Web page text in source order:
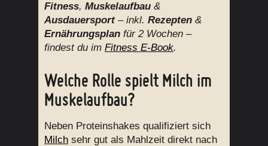
Fitness, Muskelaufbau &
Ausdauersport– inkl. Rezepten &
Ernährungsplan für 2 Wochen –
findest du im Fitness E-Book.
Welche Rolle spielt Milch im
Muskelaufbau?
Neben Proteinshakes qualifiziert sich
Milch sehr gut als Mahlzeit direkt nach